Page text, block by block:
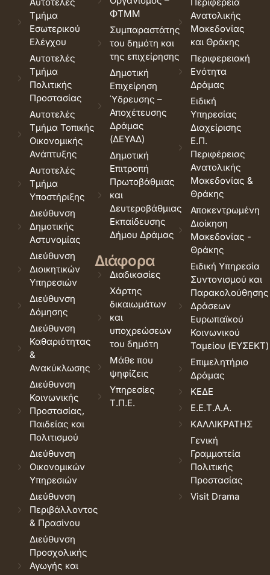
Τμήμα
Εσωτερικού
Ελέγχου
Αυτοτελές
Τμήμα
Πολιτικής
Προστασίας
Αυτοτελές
Τμήμα Τοπικής
Οικονομικής
Ανάπτυξης
Αυτοτελές
Τμήμα
Υποστήριξης
Διεύθυνση
Δημοτικής
Αστυνομίας
Διεύθυνση
Διοικητικών
Υπηρεσιών
Διεύθυνση
Δόμησης
Διεύθυνση
Καθαριότητας
&
Ανακύκλωσης
Διεύθυνση
Κοινωνικής
Προστασίας,
Παιδείας και
Πολιτισμού
Διεύθυνση
Οικονομικών
Υπηρεσιών
Διεύθυνση
Περιβάλλοντος
& Πρασίνου
Διεύθυνση
Προσχολικής
Αγωγής και
ΦΤΜΜ
Συμπαραστάτης
του δημότη και
της επιχείρησης
Δημοτική
Επιχείρηση
Ύδρευσης –
Αποχέτευσης
Δράμας
(ΔΕΥΑΔ)
Δημοτική
Επιτροπή
Πρωτοβάθμιας
και
Δευτεροβάθμιας
Εκπαίδευσης
Δήμου Δράμας
Διάφορα
Διαδικασίες
Χάρτης
δικαιωμάτων
και
υποχρεώσεων
του δημότη
Μάθε που
ψηφίζεις
Υπηρεσίες
Τ.Π.Ε.
Ανατολικής
Μακεδονίας
και Θράκης
Περιφερειακή
Ενότητα
Δράμας
Ειδική
Υπηρεσίας
Διαχείρισης
Ε.Π.
Περιφέρειας
Ανατολικής
Μακεδονίας &
Θράκης
Αποκεντρωμένη
Διοίκηση
Μακεδονίας -
Θράκης
Ειδική Υπηρεσία
Συντονισμού και
Παρακολούθησης
Δράσεων
Ευρωπαϊκού
Κοινωνικού
Ταμείου (ΕΥΣΕΚΤ)
Επιμελητήριο
Δράμας
ΚΕΔΕ
Ε.Ε.Τ.Α.Α.
ΚΑΛΛΙΚΡΑΤΗΣ
Γενική
Γραμματεία
Πολιτικής
Προστασίας
Visit Drama